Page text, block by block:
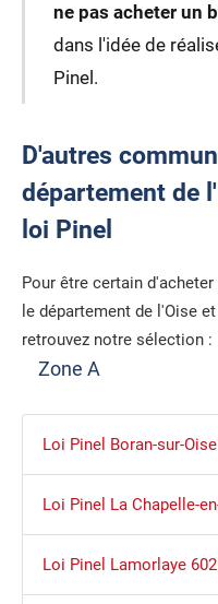
ne pas acheter un
dans l'idée de
Pinel.
D'autres
département de
loi Pinel
Pour être certain
le département de l'Oise
retrouvez notre sélection :
Zone A
Loi Pinel Boran-sur-
Loi Pinel La Chapelle-
Loi Pinel Lamorlaye